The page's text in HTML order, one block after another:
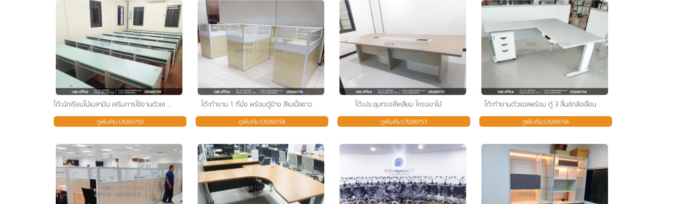
โต๊ะนักเรียนไม้เมลามีน เสริมการใช้งานด้วยเก้าอี้เด็กอนุบาล
ดูเพิ่มเติม:CR260759
โต๊ะทำงาน 1 ที่นั่ง พร้อมตู้ข้าง สีเมเปิ้ลขาว
ดูเพิ่มเติม:CR260758
โต๊ะประชุมทรงสี่เหลี่ยม โครงขาไม้
ดูเพิ่มเติม:CR260757
โต๊ะทำงานตัวแอลพร้อม ตู้ 3 ลิ้นชักล้อเลื่อน
ดูเพิ่มเติม:CR260756